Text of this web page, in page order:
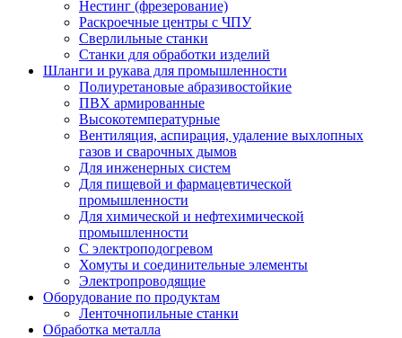
Нестинг (фрезерование)
Раскроечные центры с ЧПУ
Сверлильные станки
Станки для обработки изделий
Шланги и рукава для промышленности
Полиуретановые абразивостойкие
ПВХ армированные
Высокотемпературные
Вентиляция, аспирация, удаление выхлопных
газов и сварочных дымов
Для инженерных систем
Для пищевой и фармацевтической
промышленности
Для химической и нефтехимической
промышленности
С электроподогревом
Хомуты и соединительные элементы
Электропроводящие
Оборудование по продуктам
Ленточнопильные станки
Обработка металла